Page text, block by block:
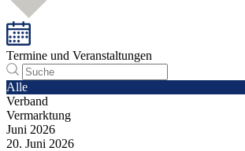
Termine und Veranstaltungen
Alle
Verband
Vermarktung
Juni 2026
20. Juni 2026